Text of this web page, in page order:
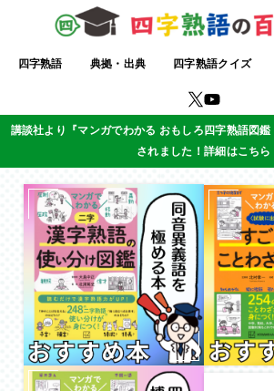
四字熟語 典拠・出典 四字熟語クイズ
講談社より『マンガでわかる おもしろ四字熟語図
されました！詳細はこちら